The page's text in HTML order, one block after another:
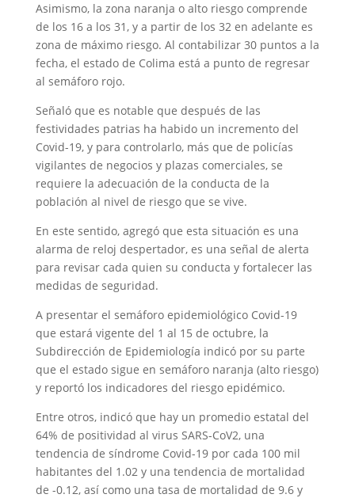
Asimismo, la zona naranja o alto riesgo comprende
de los 16 a los 31, y a partir de los 32 en adelante es
zona de máximo riesgo. Al contabilizar 30 puntos a la
fecha, el estado de Colima está a punto de regresar
al semáforo rojo.
Señaló que es notable que después de las
festividades patrias ha habido un incremento del
Covid-19, y para controlarlo, más que de policías
vigilantes de negocios y plazas comerciales, se
requiere la adecuación de la conducta de la
población al nivel de riesgo que se vive.
En este sentido, agregó que esta situación es una
alarma de reloj despertador, es una señal de alerta
para revisar cada quien su conducta y fortalecer las
medidas de seguridad.
A presentar el semáforo epidemiológico Covid-19
que estará vigente del 1 al 15 de octubre, la
Subdirección de Epidemiología indicó por su parte
que el estado sigue en semáforo naranja (alto riesgo)
y reportó los indicadores del riesgo epidémico.
Entre otros, indicó que hay un promedio estatal del
64% de positividad al virus SARS-CoV2, una
tendencia de síndrome Covid-19 por cada 100 mil
habitantes del 1.02 y una tendencia de mortalidad
de -0.12, así como una tasa de mortalidad de 9.6 y